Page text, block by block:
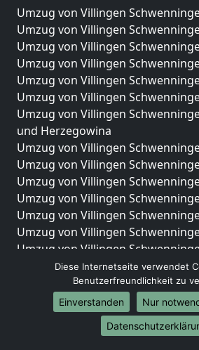
Umzug von Villingen
Umzug von Villingen
Umzug von Villingen
Umzug von Villingen
Umzug von Villingen
Umzug von Villingen
Umzug von Villingen
und Herzegowina
Umzug von Villingen
Umzug von Villingen
Umzug von Villingen
Umzug von Villingen
Umzug von Villingen
Umzug von Villingen
Umzug von Villingen
Umzug von Villingen
Griechenland
Umzug von Villingen
Umzug von Villingen
Diese Internetseite verwendet
Benutzerfreundlichkeit zu
Einverstanden
Nur